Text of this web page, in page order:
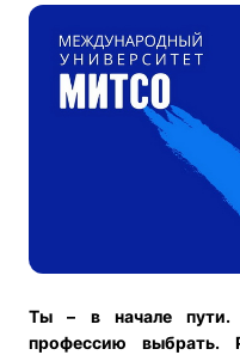
Ты – в начале
профессию выбрать.